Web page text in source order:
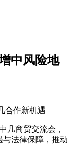
中风险地
合作新机遇
几商贸交流会，
与法律保障，推动